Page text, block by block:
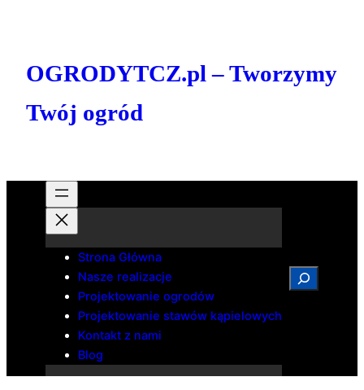
OGRODYTCZ.pl – Tworzymy
Twój ogród
Strona Główna
Nasze realizacje
Projektowanie ogrodów
Projektowanie stawów kąpielowych
Kontakt z nami
Blog
Search